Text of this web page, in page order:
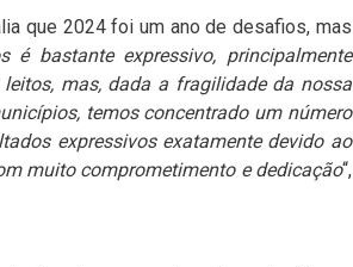
que 2024 foi um ano de desafios, mas
é bastante expressivo, principalmente
mas, dada a fragilidade da nossa
temos concentrado um número
expressivos exatamente devido ao
muito comprometimento e dedicação“,